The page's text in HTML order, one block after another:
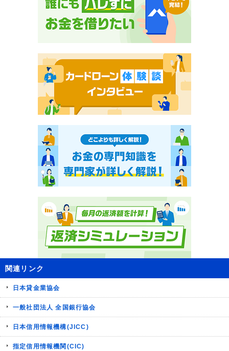
関連リンク
日本貸金業協会
一般社団法人 全国銀行協会
日本信用情報機構(JICC)
指定信用情報機関(CIC)